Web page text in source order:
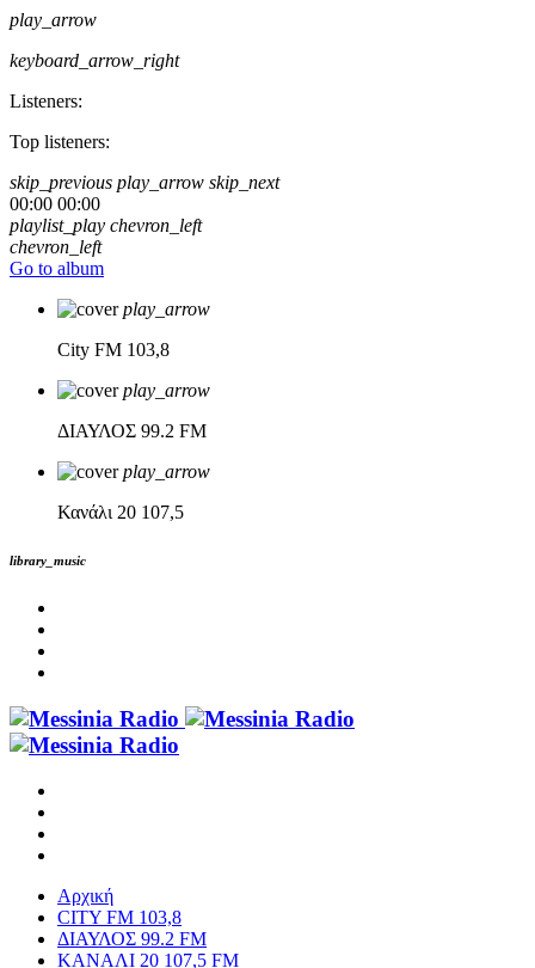
play_arrow
keyboard_arrow_right
Listeners:
Top listeners:
skip_previous play_arrow skip_next
00:00 00:00
playlist_play chevron_left
chevron_left
Go to album
play_arrow
City FM 103,8
play_arrow
ΔΙΑΥΛΟΣ 99.2 FM
play_arrow
Κανάλι 20 107,5
library_music
Αρχική
CITY FM 103,8
ΔΙΑΥΛΟΣ 99.2 FM
ΚΑΝΑΛΙ 20 107,5 FM